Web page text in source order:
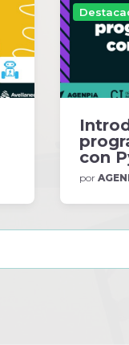
con
por